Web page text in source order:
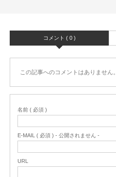
コメント ( 0 )
この記事へのコメントはありません。
名前 ( 必須 )
E-MAIL ( 必須 ) - 公開されません -
URL